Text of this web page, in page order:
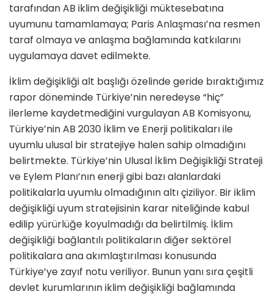
tarafından AB iklim değişikliği müktesebatına
uyumunu tamamlamaya; Paris Anlaşması’na resmen
taraf olmaya ve anlaşma bağlamında katkılarını
uygulamaya davet edilmekte.
İklim değişikliği alt başlığı özelinde geride bıraktığımız
rapor döneminde Türkiye’nin neredeyse “hiç”
ilerleme kaydetmediğini vurgulayan AB Komisyonu,
Türkiye’nin AB 2030 İklim ve Enerji politikaları ile
uyumlu ulusal bir stratejiye halen sahip olmadığını
belirtmekte. Türkiye’nin Ulusal İklim Değişikliği Strateji
ve Eylem Planı’nın enerji gibi bazı alanlardaki
politikalarla uyumlu olmadığının altı çiziliyor. Bir iklim
değişikliği uyum stratejisinin karar niteliğinde kabul
edilip yürürlüğe koyulmadığı da belirtilmiş. İklim
değişikliği bağlantılı politikaların diğer sektörel
politikalara ana akımlaştırılması konusunda
Türkiye’ye zayıf notu veriliyor. Bunun yanı sıra çeşitli
devlet kurumlarının iklim değişikliği bağlamında